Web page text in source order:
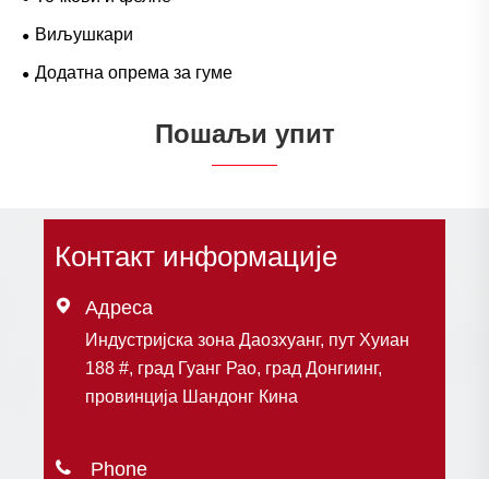
Виљушкари
Додатна опрема за гуме
Пошаљи упит
Контакт информације
 Адреса
Индустријска зона Даозхуанг, пут Хуиан
188 #, град Гуанг Рао, град Донгиинг,
провинција Шандонг Кина
